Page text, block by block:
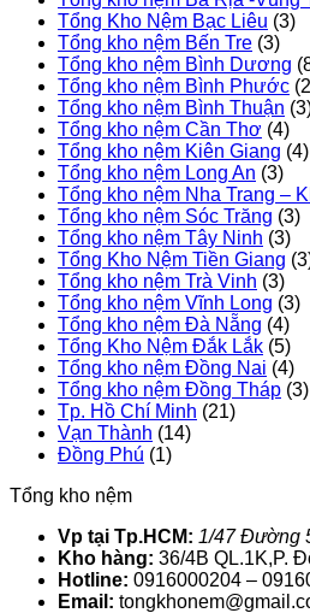
Tổng Kho Nệm Bạc Liêu (3)
Tổng kho nệm Bến Tre (3)
Tổng kho nệm Bình Dương
Tổng kho nệm Bình Phước
Tổng kho nệm Bình Thuận
Tổng kho nệm Cần Thơ (4)
Tổng kho nệm Kiên Giang (4)
Tổng kho nệm Long An (3)
Tổng kho nệm Nha Trang –
Tổng kho nệm Sóc Trăng (3)
Tổng kho nệm Tây Ninh (3)
Tổng Kho Nệm Tiền Giang
Tổng kho nệm Trà Vinh (3)
Tổng kho nệm Vĩnh Long (3)
Tổng kho nệm Đà Nẵng (4)
Tổng Kho Nệm Đắk Lắk (5)
Tổng kho nệm Đồng Nai (4)
Tổng kho nệm Đồng Tháp (3)
Tp. Hồ Chí Minh (21)
Vạn Thành (14)
Đồng Phú (1)
Tổng kho nệm
Vp tại Tp.HCM: 1/47 Đường
Kho hàng: 36/4B QL.1K,P.
Hotline: 0916000204 –
Email: